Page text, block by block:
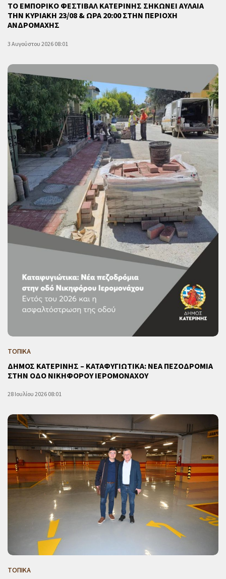
ΤΟ ΕΜΠΟΡΙΚΟ ΦΕΣΤΙΒΑΛ ΚΑΤΕΡΙΝΗΣ ΣΗΚΩΝΕΙ ΑΥΛΑΙΑ
ΤΗΝ ΚΥΡΙΑΚΗ 23/08 & ΩΡΑ 20:00 ΣΤΗΝ ΠΕΡΙΟΧΗ
ΑΝΔΡΟΜΑΧΗΣ
3 Αυγούστου 2026 08:01
ΤΟΠΙΚΑ
ΔΗΜΟΣ ΚΑΤΕΡΙΝΗΣ – ΚΑΤΑΦΥΓΙΩΤΙΚΑ: ΝΕΑ ΠΕΖΟΔΡΟΜΙΑ
ΣΤΗΝ ΟΔΟ ΝΙΚΗΦΟΡΟΥ ΙΕΡΟΜΟΝΑΧΟΥ
28 Ιουλίου 2026 08:01
ΤΟΠΙΚΑ